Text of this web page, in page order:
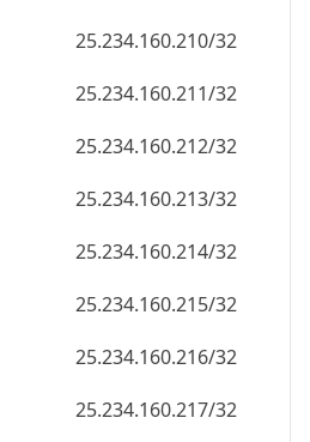
25.234.160.210/32
25.234.160.211/32
25.234.160.212/32
25.234.160.213/32
25.234.160.214/32
25.234.160.215/32
25.234.160.216/32
25.234.160.217/32